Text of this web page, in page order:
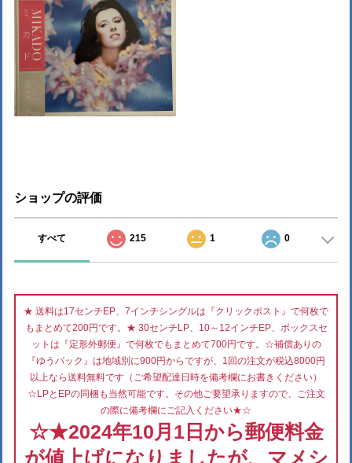
ショップの評価
すべて 215 1 0
★ 送料は17センチEP、7インチシングルは『クリックポスト』で何枚で
もまとめて200円です。★ 30センチLP、10～12インチEP、ボックスセ
ットは『定形外郵便』で何枚でもまとめて700円です。☆補償ありの
『ゆうパック』は地域別に900円からですが、1回の注文が税込8000円
以上なら送料無料です（ご希望配達日時を備考欄にお書きください）
☆LPとEPの同梱も当然可能です。その他ご要望承りますので、ご注文
の際に備考欄にご記入ください★☆
☆★2024年10月1日から郵便料金
が値上げになりましたが、マメシ